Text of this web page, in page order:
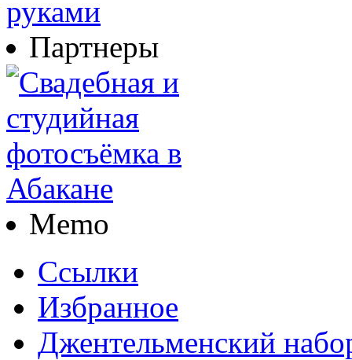
Партнеры
Memo
Ссылки
Избранное
Джентельменский